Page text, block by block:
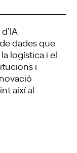
dades que
logística i el
i
així al